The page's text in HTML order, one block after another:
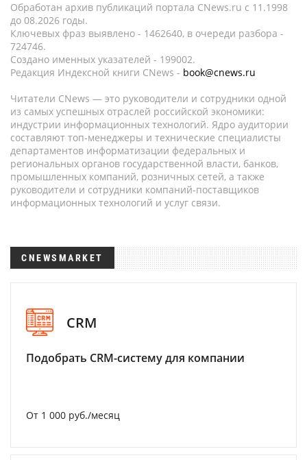
Обработан архив публикаций портала CNews.ru c 11.1998
до 08.2026 годы.
Ключевых фраз выявлено - 1462640, в очереди разбора -
724746.
Создано именных указателей - 199002.
Редакция Индексной книги CNews - book@cnews.ru
Читатели CNews — это руководители и сотрудники одной
из самых успешных отраслей российской экономики:
индустрии информационных технологий. Ядро аудитории
составляют топ-менеджеры и технические специалисты
департаментов информатизации федеральных и
региональных органов государственной власти, банков,
промышленных компаний, розничных сетей, а также
руководители и сотрудники компаний-поставщиков
информационных технологий и услуг связи.
CNEWSMARKET
CRM
Подобрать CRM-систему для компании
От 1 000 руб./месяц